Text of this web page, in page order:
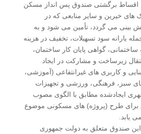
اقساط برگشتی صندوق پس انداز مسکن
های خیرین و سایر منابعی که در
بینی می گردد، تأمین می شود و به
یارانه سود تسهیلات، تخفیف در هزینه
ساختمانی، گواهی پایان کار ساختمان،
زیرساخت و مشارکت در ایجاد
و کاربری های غیرانتفاعی (آموزشی،
سبز، فرهنگی، ورزشی و تجهیزات
ایجادشده مطابق با الگوی مصوب
طرح (پروژه) های مسکونی موضوع
یابد.
این صندوق متعلق به دولت جمهوری